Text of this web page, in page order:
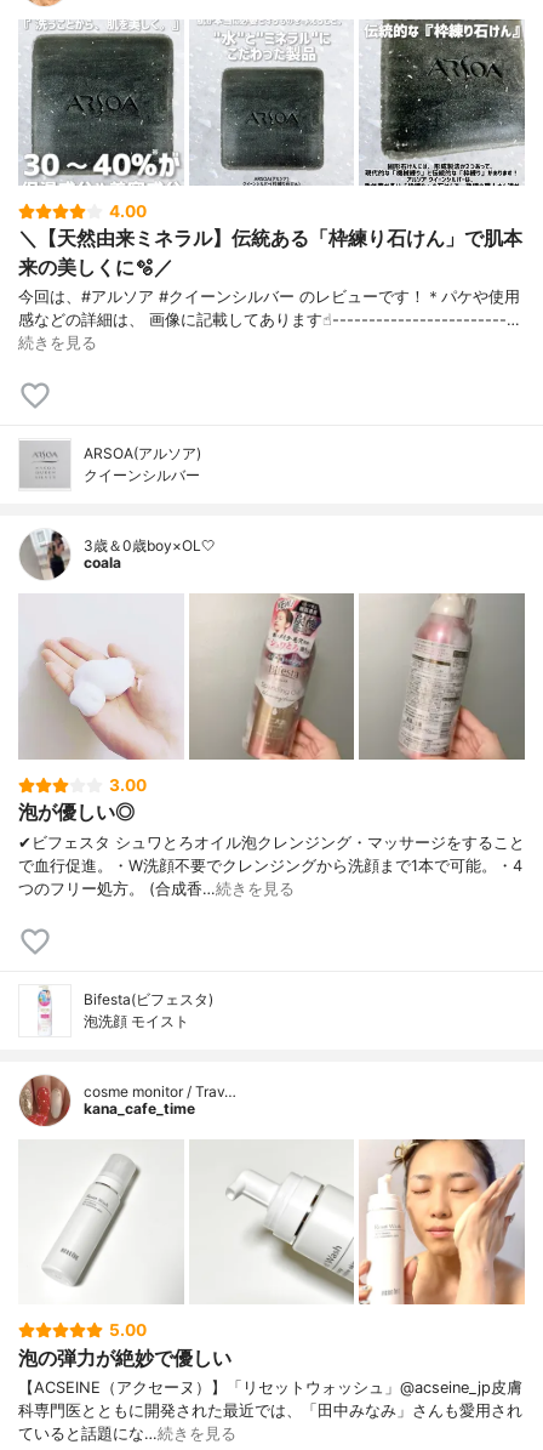
4.00
＼【天然由来ミネラル】伝統ある「枠練り石けん」で肌本
来の美しくに🫧／
今回は、#アルソア #クイーンシルバー のレビューです！＊パケや使用
感などの詳細は、 画像に記載してあります☝︎------------------------…
続きを見る
ARSOA(アルソア)
クイーンシルバー
3歳＆0歳boy×OL🤍
coala
3.00
泡が優しい◎
✔︎ビフェスタ シュワとろオイル泡クレンジング・マッサージをすること
で血行促進。・W洗顔不要でクレンジングから洗顔まで1本で可能。・4
つのフリー処方。 (合成香…続きを見る
Bifesta(ビフェスタ)
泡洗顔 モイスト
cosme monitor / Trav…
kana_cafe_time
5.00
泡の弾力が絶妙で優しい
【ACSEINE（アクセーヌ）】「リセットウォッシュ」@acseine_jp皮膚
科専門医とともに開発された最近では、「田中みなみ」さんも愛用され
ていると話題にな…続きを見る